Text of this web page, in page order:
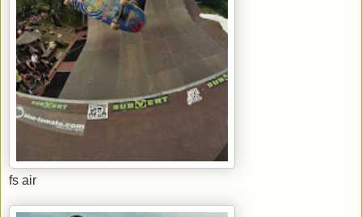
fs air